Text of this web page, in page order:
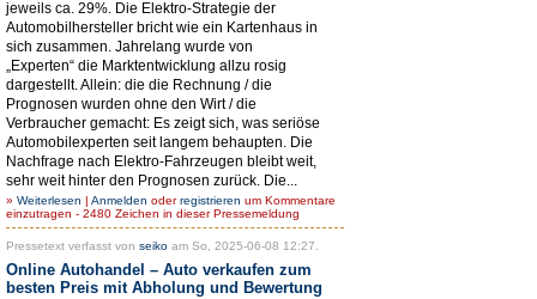
jeweils ca. 29%. Die Elektro-Strategie der
Automobilhersteller bricht wie ein Kartenhaus in
sich zusammen. Jahrelang wurde von
„Experten“ die Marktentwicklung allzu rosig
dargestellt. Allein: die die Rechnung / die
Prognosen wurden ohne den Wirt / die
Verbraucher gemacht: Es zeigt sich, was seriöse
Automobilexperten seit langem behaupten. Die
Nachfrage nach Elektro-Fahrzeugen bleibt weit,
sehr weit hinter den Prognosen zurück. Die...
» Weiterlesen | Anmelden oderregistrieren um Kommentare
einzutragen - 2480 Zeichen in dieser Pressemeldung
Pressetext verfasst von seiko am So, 2025-06-08 12:27.
Online Autohandel – Auto verkaufen zum
besten Preis mit Abholung und Bewertung